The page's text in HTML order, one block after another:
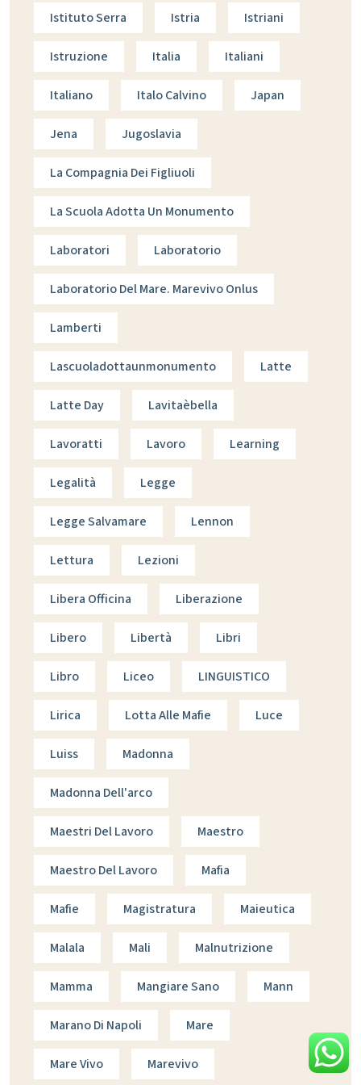
Istituto Serra Istria Istriani
Istruzione Italia Italiani
Italiano Italo Calvino Japan
Jena Jugoslavia
La Compagnia Dei Figliuoli
La Scuola Adotta Un Monumento
Laboratori Laboratorio
Laboratorio Del Mare. Marevivo Onlus
Lamberti
Lascuoladottaunmonumento Latte
Latte Day Lavitaèbella
Lavoratti Lavoro Learning
Legalità Legge
Legge Salvamare Lennon
Lettura Lezioni
Libera Officina Liberazione
Libero Libertà Libri
Libro Liceo LINGUISTICO
Lirica Lotta Alle Mafie Luce
Luiss Madonna
Madonna Dell'arco
Maestri Del Lavoro Maestro
Maestro Del Lavoro Mafia
Mafie Magistratura Maieutica
Malala Mali Malnutrizione
Mamma Mangiare Sano Mann
Marano Di Napoli Mare
Mare Vivo Marevivo